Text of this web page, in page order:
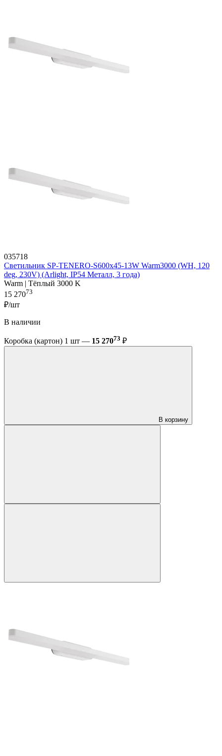
035718
Светильник SP-TENERO-S600x45-13W Warm3000 (WH, 120
deg, 230V) (Arlight, IP54 Металл, 3 года)
Warm | Тёплый 3000 K
15 27073
₽/шт
В наличии
Коробка (картон) 1 шт — 15 27073 ₽
В корзину